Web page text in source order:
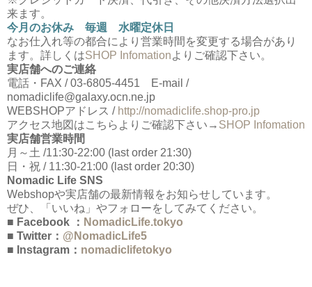
来ます。
今月のお休み 毎週 水曜定休日
なお仕入れ等の都合により営業時間を変更する場合があり
ます。詳しくはSHOP Infomationよりご確認下さい。
実店舗へのご連絡
電話・FAX / 03-6805-4451 E-mail /
nomadiclife@galaxy.ocn.ne.jp
WEBSHOPアドレス / http://nomadiclife.shop-pro.jp
アクセス地図はこちらよりご確認下さい→ SHOP Infomation
実店舗営業時間
月～土 /11:30-22:00 (last order 21:30)
日・祝 / 11:30-21:00 (last order 20:30)
Nomadic Life SNS
Webshopや実店舗の最新情報をお知らせしています。
ぜひ、「いいね」やフォローをしてみてください。
■ Facebook ： NomadicLife.tokyo
■ Twitter： @NomadicLife5
■ Instagram： nomadiclifetokyo